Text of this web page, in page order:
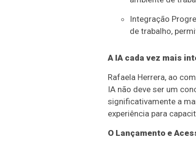
Integração
de trabalho,
A IA cada vez mais
Rafaela Herrera, ao
IA não deve ser um
significativamente a
experiência para
O Lançamento e